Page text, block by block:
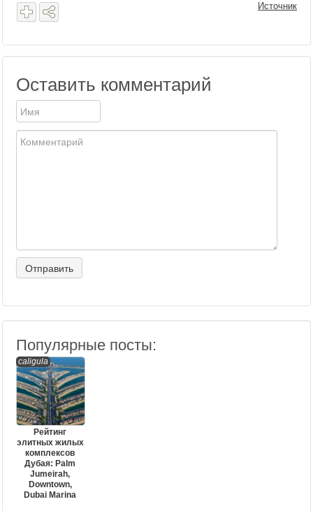
Источник
Оставить комментарий
Популярные посты:
caligula
Рейтинг
элитных жилых
комплексов
Дубая: Palm
Jumeirah,
Downtown,
Dubai Marina